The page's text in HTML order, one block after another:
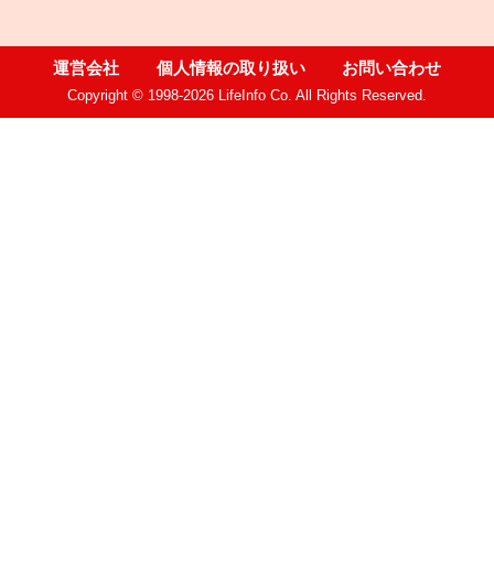
運営会社 個人情報の取り扱い お問い合わせ
Copyright © 1998-2026 LifeInfo Co. All Rights Reserved.